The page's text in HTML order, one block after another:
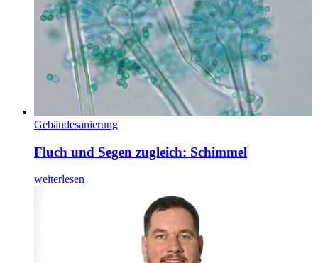
Gebäudesanierung
Fluch und Segen zugleich: Schimmel
weiterlesen